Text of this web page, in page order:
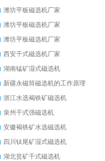
潍坊平板磁选机厂家
潍坊平板磁选机厂家
潍坊平板磁选机厂家
西安干式磁选机厂家
湖南锰矿湿式磁选机
新疆永磁筒磁选机的工作原理
浙江水选褐铁矿磁选机
泉州干式强磁选机
安徽褐铁矿水选磁选机
四川钛尾矿湿式磁选机
湖北贫矿干式磁选机